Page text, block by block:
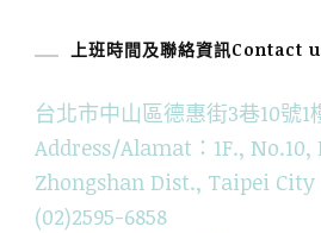
上班時間及聯絡資訊Contact
台北市中山區德惠街3巷10號1
Address/Alamat：1F., No.10,
Zhongshan Dist., Taipei City
(02)2595-6858